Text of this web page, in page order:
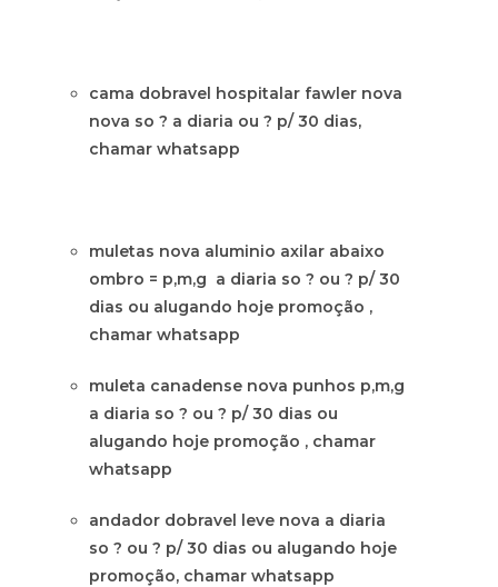
cama dobravel hospitalar fawler nova
nova so ? a diaria ou ? p/ 30 dias,
chamar whatsapp
muletas nova aluminio axilar abaixo
ombro = p,m,g a diaria so ? ou ? p/ 30
dias ou alugando hoje promoção ,
chamar whatsapp
muleta canadense nova punhos p,m,g
a diaria so ? ou ? p/ 30 dias ou
alugando hoje promoção , chamar
whatsapp
andador dobravel leve nova a diaria
so ? ou ? p/ 30 dias ou alugando hoje
promoção, chamar whatsapp